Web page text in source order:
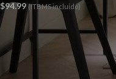
$94.99 (ITBMS incluido)